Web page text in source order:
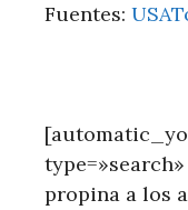
Fuentes:
propina a los